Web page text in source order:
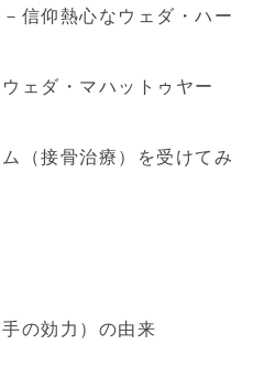
信仰熱心なウェダ・ハー
ェダ・マハットゥヤー
（接骨治療）を受けてみ
の効力）の由来